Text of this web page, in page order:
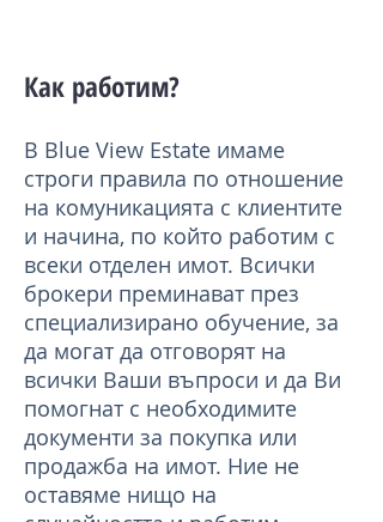
Как работим?
В Blue View Estate имаме
строги правила по отношение
на комуникацията с клиентите
и начина, по който работим с
всеки отделен имот. Всички
брокери преминават през
специализирано обучение, за
да могат да отговорят на
всички Ваши въпроси и да Ви
помогнат с необходимите
документи за покупка или
продажба на имот. Ние не
оставяме нищо на